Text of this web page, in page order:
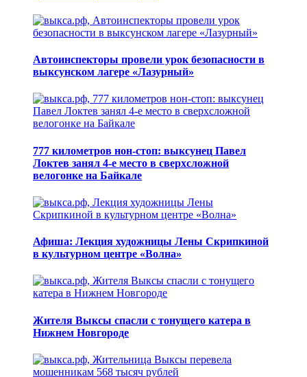
Автоинспекторы провели урок безопасности в
выксунском лагере «Лазурный»
777 километров нон-стоп: выксунец Павел
Локтев занял 4-е место в сверхсложной
велогонке на Байкале
Афиша: Лекция художницы Лены Скрипкиной
в культурном центре «Волна»
Жителя Выксы спасли с тонущего катера в
Нижнем Новгороде